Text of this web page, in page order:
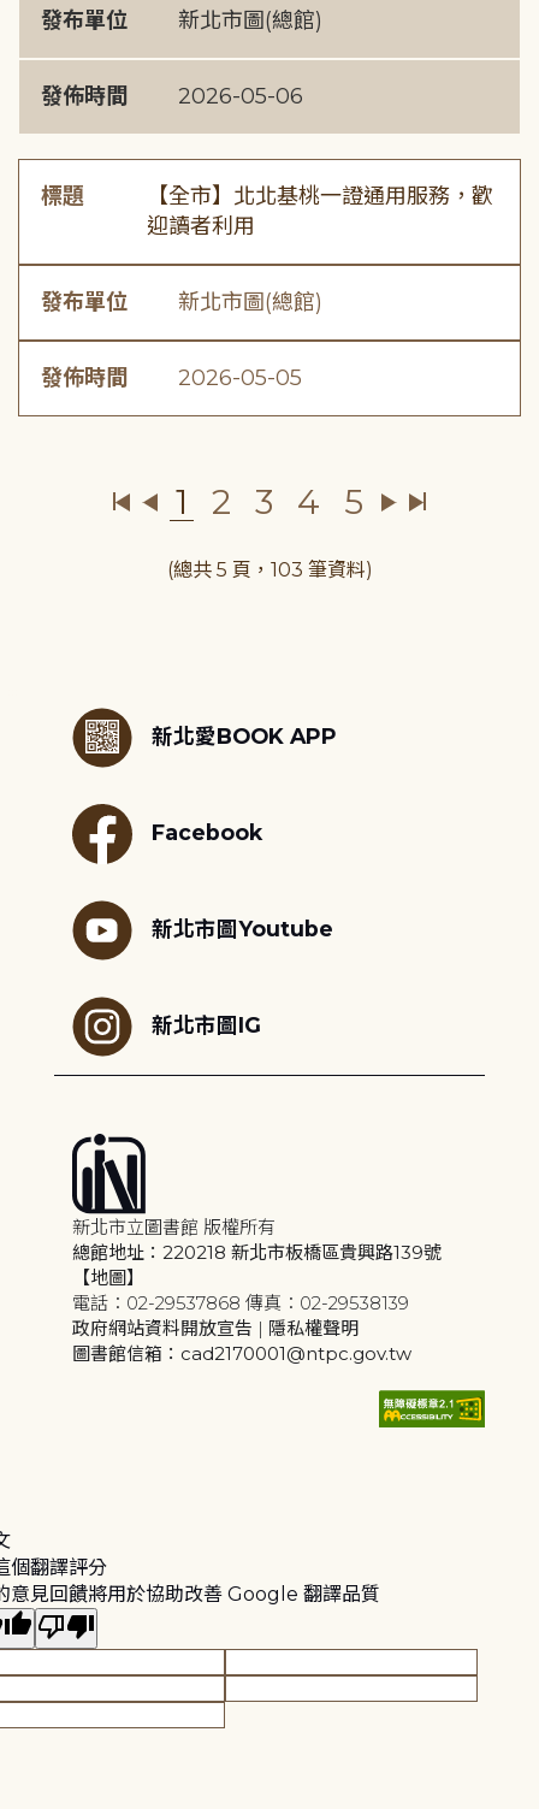
發布單位 新北市圖(總館)
發佈時間 2026-05-06
標題
【全市】北北基桃一證通用服務，歡
迎讀者利用
發布單位 新北市圖(總館)
發佈時間 2026-05-05
1 2 3 4 5
(總共 5 頁，103 筆資料)
新北愛BOOK APP
Facebook
新北市圖Youtube
新北市圖IG
新北市立圖書館 版權所有
總館地址：220218 新北市板橋區貴興路139號
【地圖】
電話：02-29537868 傳真：02-29538139
政府網站資料開放宣告 | 隱私權聲明
圖書館信箱：cad2170001@ntpc.gov.tw
個翻譯評分
意見回饋將用於協助改善 Google 翻譯品質